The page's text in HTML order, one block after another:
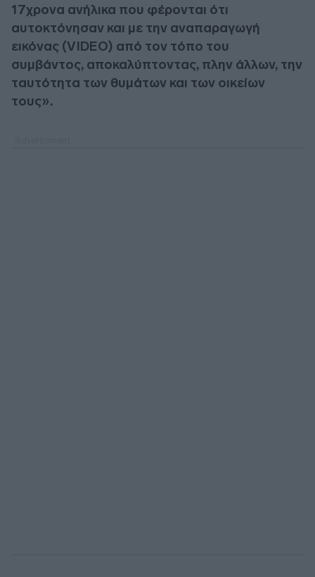
17χρονα ανήλικα που φέρονται ότι
αυτοκτόνησαν και με την αναπαραγωγή
εικόνας (VIDEO) από τον τόπο του
συμβάντος, αποκαλύπτοντας, πλην άλλων, την
ταυτότητα των θυμάτων και των οικείων
τους».